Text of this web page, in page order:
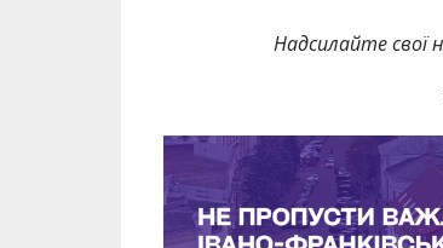
Надсилайте свої